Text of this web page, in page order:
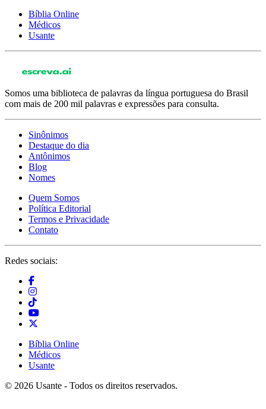
Bíblia Online
Médicos
Usante
Somos uma biblioteca de palavras da língua portuguesa do Brasil
com mais de 200 mil palavras e expressões para consulta.
Sinônimos
Destaque do dia
Antônimos
Blog
Nomes
Quem Somos
Política Editorial
Termos e Privacidade
Contato
Redes sociais:
Bíblia Online
Médicos
Usante
© 2026 Usante - Todos os direitos reservados.